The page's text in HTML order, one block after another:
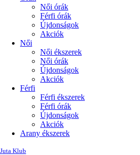
Női órák
Férfi órák
Újdonságok
Akciók
Női
Női ékszerek
Női órák
Újdonságok
Akciók
Férfi
Férfi ékszerek
Férfi órák
Újdonságok
Akciók
Arany ékszerek
Juta Klub